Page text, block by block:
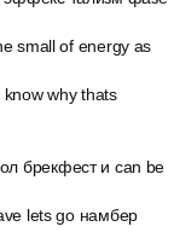
small of energy as
why thats
брекфест и can be
lets go намбер